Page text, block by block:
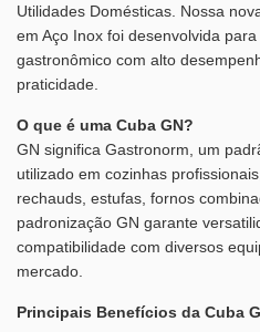
Utilidades Domésticas. Nossa
em Aço Inox foi desenvolvida
gastronômico com alto
praticidade.
O que é uma Cuba GN?
GN significa Gastronorm, um
utilizado em cozinhas
rechauds, estufas, fornos
padronização GN garante
compatibilidade com diversos
mercado.
Principais Benefícios da Cuba